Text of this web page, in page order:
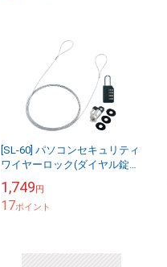
[SL-60] パソコンセキュリティ
ワイヤーロック(ダイヤル錠タ
1,749円
17ポイント